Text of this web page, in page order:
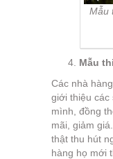
Mẫu
Mẫu
Các nhà
giới thiệu các
mình, đồng
mãi, giảm
thật thu hút
hàng họ mới